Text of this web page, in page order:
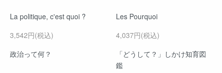
La politique, c'est quoi ?
3,542円(税込)
政治って何？
Les Pourquoi
4,037円(税込)
「どうして？」しかけ知育図
鑑